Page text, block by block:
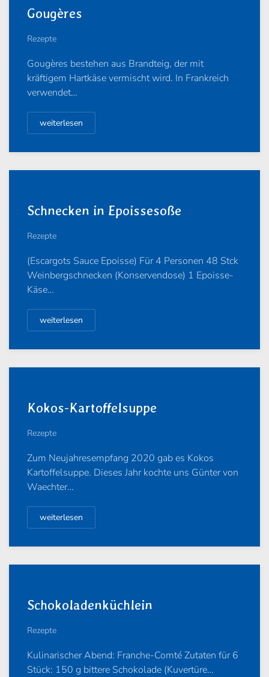
Gougères
Rezepte
Gougères bestehen aus Brandteig, der mit
kräftigem Hartkäse vermischt wird. In Frankreich
verwendet…
weiterlesen
Schnecken in Epoissesoße
Rezepte
(Escargots Sauce Epoisse) Für 4 Personen 48 Stck
Weinbergschnecken (Konservendose) 1 Epoisse-
Käse…
weiterlesen
Kokos-Kartoffelsuppe
Rezepte
Zum Neujahresempfang 2020 gab es Kokos
Kartoffelsuppe. Dieses Jahr kochte uns Günter von
Waechter…
weiterlesen
Schokoladenküchlein
Rezepte
Kulinarischer Abend: Franche-Comté Zutaten für 6
Stück: 150 g bittere Schokolade (Kuvertüre…